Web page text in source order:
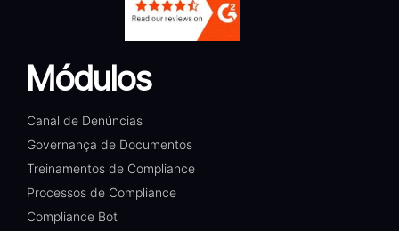
Módulos
Canal de Denúncias
Governança de Documentos
Treinamentos de Compliance
Processos de Compliance
Compliance Bot